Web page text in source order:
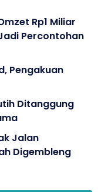
Rp1 Miliar
Percontohan
Pengakuan
Ditanggung
Jalan
Digembleng